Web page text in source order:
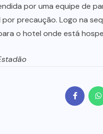
por uma equipe de
por precaução. Logo na
o hotel onde está